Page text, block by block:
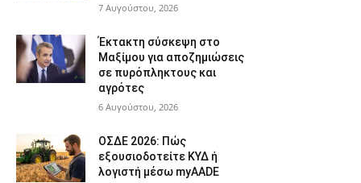
7 Αυγούστου, 2026
Έκτακτη σύσκεψη στο
Μαξίμου για αποζημιώσεις
σε πυρόπληκτους και
αγρότες
6 Αυγούστου, 2026
ΟΣΔΕ 2026: Πώς
εξουσιοδοτείτε ΚΥΔ ή
λογιστή μέσω myAADE